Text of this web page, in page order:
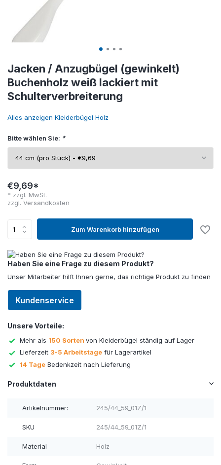
Jacken / Anzugbügel (gewinkelt)
Buchenholz weiß lackiert mit
Schulterverbreiterung
Alles anzeigen Kleiderbügel Holz
Bitte wählen Sie: *
€9,69*
* zzgl. MwSt.
zzgl. Versandkosten
Zum Warenkorb hinzufügen
Haben Sie eine Frage zu diesem Produkt?
Unser Mitarbeiter hilft Ihnen gerne, das richtige Produkt zu finden
Kundenservice
Unsere Vorteile:
Mehr als 150 Sorten von Kleiderbügel ständig auf Lager
Lieferzeit 3-5 Arbeitstage für Lagerartikel
14 Tage Bedenkzeit nach Lieferung
Produktdaten
Artikelnummer: 245/44_59_01Z/1
SKU 245/44_59_01Z/1
Material Holz